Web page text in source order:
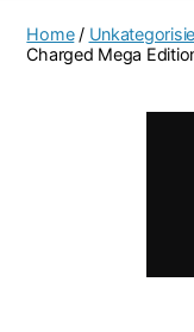
Home/
Charged Mega